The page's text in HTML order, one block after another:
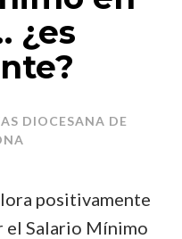
¿es
DIOCESANA DE
positivamente
el Salario Mínimo